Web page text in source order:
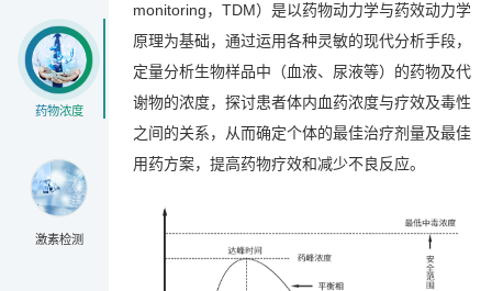
药物浓度
激素检测
monitoring，TDM）是以药物动力学与药效动力学
原理为基础，通过运用各种灵敏的现代分析手段，
定量分析生物样品中（血液、尿液等）的药物及代
谢物的浓度，探讨患者体内血药浓度与疗效及毒性
之间的关系，从而确定个体的最佳治疗剂量及最佳
用药方案，提高药物疗效和减少不良反应。